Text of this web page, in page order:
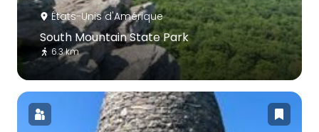
États-Unis d'Amérique
South Mountain State Park
6.3 km